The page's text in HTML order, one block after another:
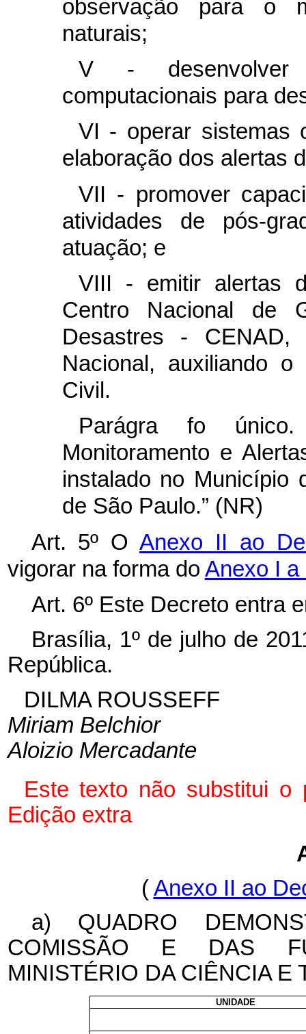
observação para o
naturais;
V - desenvolver
computacionais para
VI - operar sistemas
elaboração dos alertas
VII - promover
atividades de pós-
atuação; e
VIII - emitir alertas
Centro Nacional de
Desastres - CENAD,
Nacional, auxiliando
Civil.
Parágra fo
Monitoramento e
instalado no Município
de São Paulo.” (NR)
Art. 5º OAnexo II ao
vigorar na forma do Anexo I a
Art. 6º Este Decreto entra
Brasília, 1º de julho de
República.
DILMA ROUSSEFF
Miriam Belchior
Aloizio Mercadante
Este texto não substitui
Edição extra
(Anexo II ao
a) QUADRO
COMISSÃO E DAS
MINISTÉRIO DA CIÊNCIA E
UNIDADE